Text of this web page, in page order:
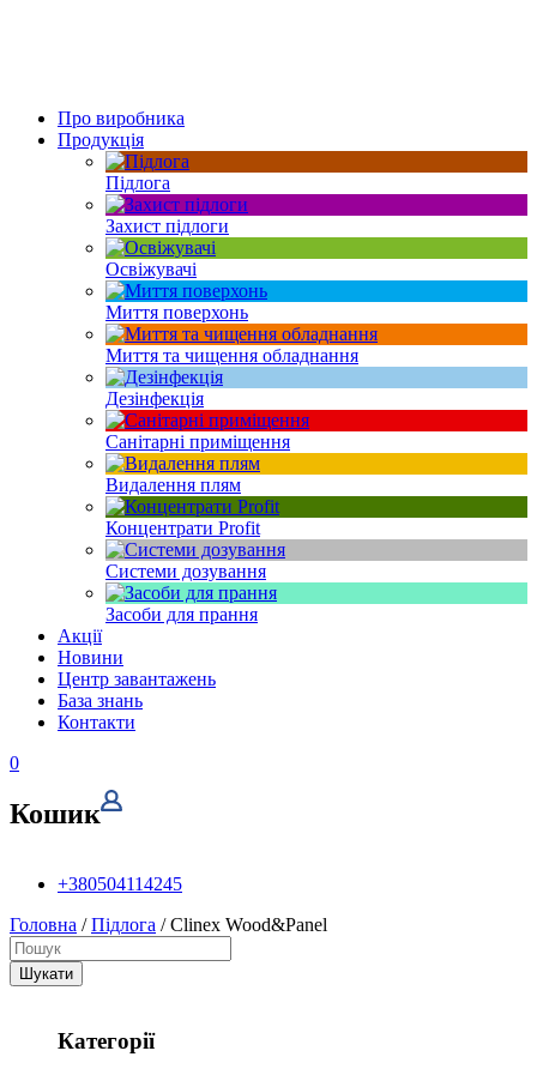
Про виробника
Продукція
Підлога
Захист підлоги
Освіжувачі
Миття поверхонь
Миття та чищення обладнання
Дезінфекція
Санітарні приміщення
Видалення плям
Концентрати Profit
Системи дозування
Засоби для прання
Акції
Новини
Центр завантажень
База знань
Контакти
0
Кошик
+380504114245
Головна /Підлога / Clinex Wood&Panel
Шукати
Категорії